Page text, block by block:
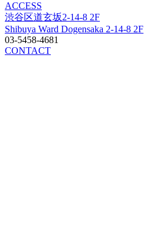
ACCESS
渋谷区道玄坂2-14-8 2F
Shibuya Ward Dogensaka 2-14-8 2F
03-5458-4681
CONTACT